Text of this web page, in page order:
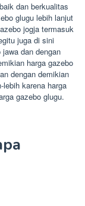
dan berkualitas
glugu lebih lanjut
jogja termasuk
juga di sini
dan dengan
harga gazebo
dengan demikian
karena harga
gazebo glugu.